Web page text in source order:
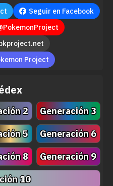
Seguir en Facebook
Project
2
Generación 3
5
Generación 6
8
Generación 9
10